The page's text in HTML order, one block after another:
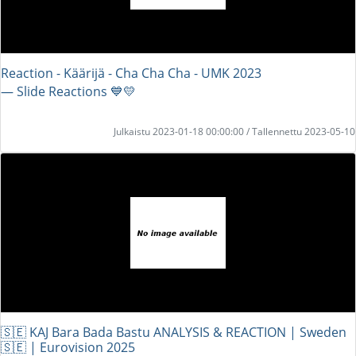
Reaction - Käärijä - Cha Cha Cha - UMK 2023
― Slide Reactions 💙💛
Julkaistu 2023-01-18 00:00:00 / Tallennettu 2023-05-10
🇸🇪 KAJ Bara Bada Bastu ANALYSIS & REACTION | Sweden
🇸🇪 | Eurovision 2025